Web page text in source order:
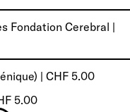
Fondation Cerebral |
| CHF 5.00
5.00